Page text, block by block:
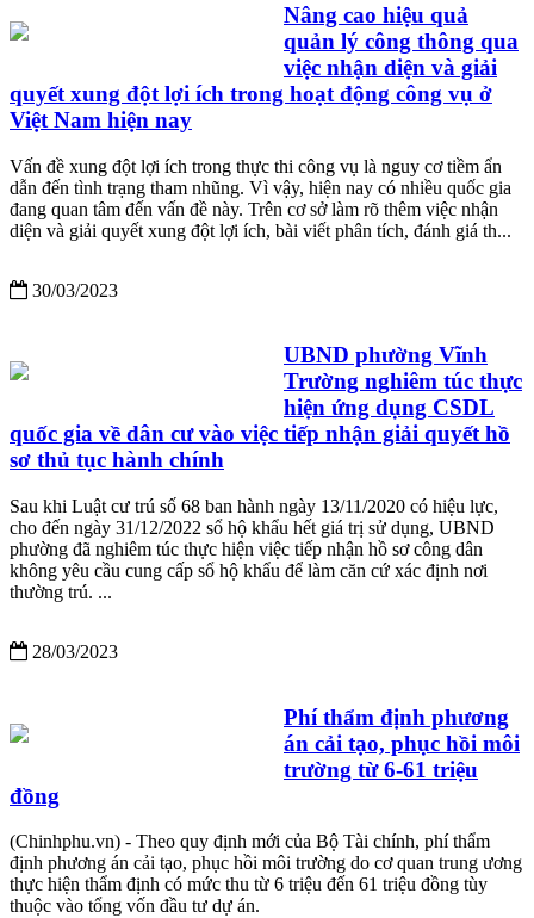
Nâng cao hiệu quả
quản lý công thông qua
việc nhận diện và giải
quyết xung đột lợi ích trong hoạt động công vụ ở
Việt Nam hiện nay
Vấn đề xung đột lợi ích trong thực thi công vụ là nguy cơ tiềm ẩn
dẫn đến tình trạng tham nhũng. Vì vậy, hiện nay có nhiều quốc gia
đang quan tâm đến vấn đề này. Trên cơ sở làm rõ thêm việc nhận
diện và giải quyết xung đột lợi ích, bài viết phân tích, đánh giá th...
30/03/2023
UBND phường Vĩnh
Trường nghiêm túc thực
hiện ứng dụng CSDL
quốc gia về dân cư vào việc tiếp nhận giải quyết hồ
sơ thủ tục hành chính
Sau khi Luật cư trú số 68 ban hành ngày 13/11/2020 có hiệu lực,
cho đến ngày 31/12/2022 sổ hộ khẩu hết giá trị sử dụng, UBND
phường đã nghiêm túc thực hiện việc tiếp nhận hồ sơ công dân
không yêu cầu cung cấp sổ hộ khẩu để làm căn cứ xác định nơi
thường trú. ...
28/03/2023
Phí thẩm định phương
án cải tạo, phục hồi môi
trường từ 6-61 triệu
đồng
(Chinhphu.vn) - Theo quy định mới của Bộ Tài chính, phí thẩm
định phương án cải tạo, phục hồi môi trường do cơ quan trung ương
thực hiện thẩm định có mức thu từ 6 triệu đến 61 triệu đồng tùy
thuộc vào tổng vốn đầu tư dự án.